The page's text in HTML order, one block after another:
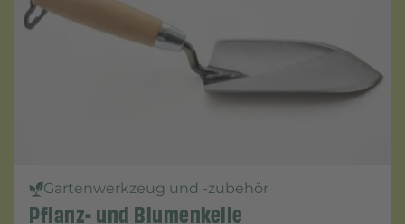
Gartenwerkzeug und -zubehör
Pflanz- und Blumenkelle